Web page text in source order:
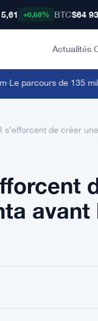
+0,68% BTC$64
Actualités
parcours de 135
s’efforcent de créer
avant